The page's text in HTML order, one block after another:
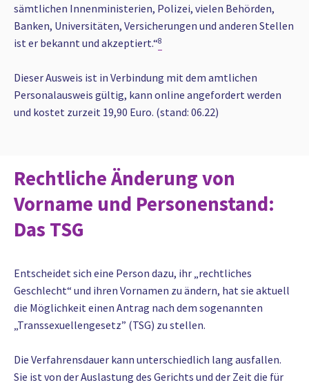
sämtlichen Innenministerien, Polizei, vielen Behörden,
Banken, Universitäten, Versicherungen und anderen Stellen
ist er bekannt und akzeptiert.“8
Dieser Ausweis ist in Verbindung mit dem amtlichen
Personalausweis gültig, kann online angefordert werden
und kostet zurzeit 19,90 Euro. (stand: 06.22)
Rechtliche Änderung von
Vorname und Personenstand:
Das TSG
Entscheidet sich eine Person dazu, ihr „rechtliches
Geschlecht“ und ihren Vornamen zu ändern, hat sie aktuell
die Möglichkeit einen Antrag nach dem sogenannten
„Transsexuellengesetz” (TSG) zu stellen.
Die Verfahrensdauer kann unterschiedlich lang ausfallen.
Sie ist von der Auslastung des Gerichts und der Zeit die für